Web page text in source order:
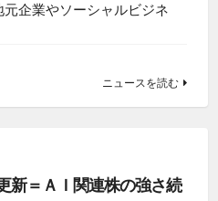
企業やソーシャルビジネ
ニュースを読む
新＝ＡＩ関連株の強さ続